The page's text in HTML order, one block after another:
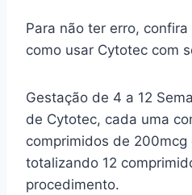
Para não ter erro,
como usar Cytotec com
Gestação de 4 a 12
de Cytotec, cada uma
comprimidos de
totalizando 12
procedimento.